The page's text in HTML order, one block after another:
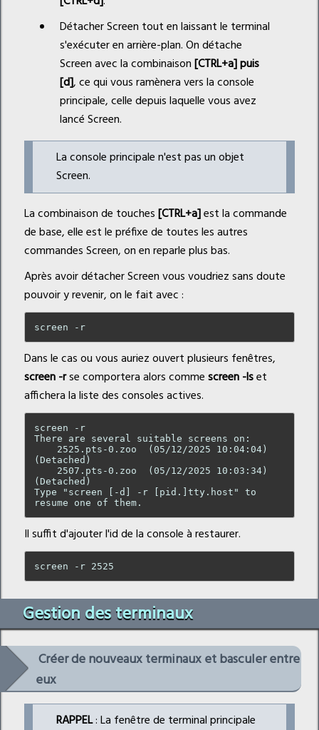
Détacher Screen tout en laissant le terminal
s'exécuter en arrière-plan. On détache
Screen avec la combinaison[CTRL+a] puis
[d], ce qui vous ramènera vers la console
principale, celle depuis laquelle vous avez
lancé Screen.
La console principale n'est pas un objet
Screen.
La combinaison de touches[CTRL+a]est la commande
de base, elle est le préfixe de toutes les autres
commandes Screen, on en reparle plus bas.
Après avoir détacher Screen vous voudriez sans doute
pouvoir y revenir, on le fait avec :
Dans le cas ou vous auriez ouvert plusieurs fenêtres,
screen -rse comportera alors commescreen -lset
affichera la liste des consoles actives.
screen -r
There are several suitable screens on:
(Detached)
(Detached)
Type "screen [-d] -r [pid.]tty.host" to
Il suffit d'ajouter l'id de la console à restaurer.
Gestion des terminaux
Créer de nouveaux terminaux et basculer entre
eux
RAPPEL: La fenêtre de terminal principale